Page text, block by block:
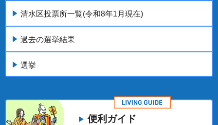
清水区投票所一覧(令和8年1月現在)
過去の選挙結果
選挙
便利ガイド